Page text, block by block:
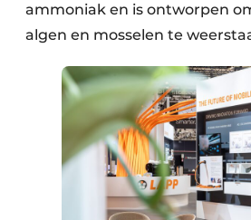
ammoniak en is ontworpen
algen en mosselen te